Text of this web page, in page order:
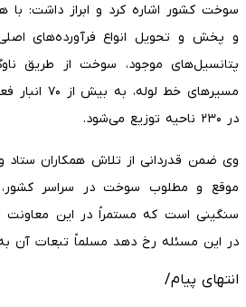
سوخت کشور اشاره کرد و ابراز داشت: با
و پخش و تحویل انواع فرآورده‌های اصلی
پتانسیل‌های موجود، سوخت از طریق
مسیرهای خط
در ۲۳۰ ناحیه توزیع می‌شود.
وی ضمن قدردانی از تلاش همکاران
موقع و مطلوب سوخت در سراسر کشور،
سنگینی است که مستمراً در این معاونت
در این مسئله رخ دهد مسلماً تبعات آن
انتهای پیام/